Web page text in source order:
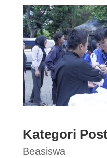
Kategori
Beasiswa